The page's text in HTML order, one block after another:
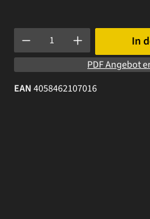
Produkt Anzahl: Gib den In
PDF Angebot
EAN4058462107016